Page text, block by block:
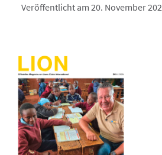
Veröffentlicht am 20. November